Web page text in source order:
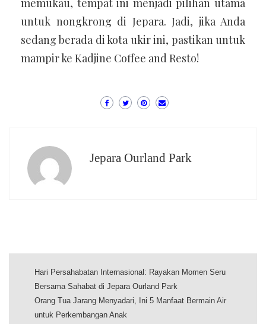
memukau, tempat ini menjadi pilihan utama
untuk nongkrong di Jepara. Jadi, jika Anda
sedang berada di kota ukir ini, pastikan untuk
mampir ke Kadjine Coffee and Resto!
Jepara Ourland Park
Hari Persahabatan Internasional: Rayakan Momen Seru
Bersama Sahabat di Jepara Ourland Park
Orang Tua Jarang Menyadari, Ini 5 Manfaat Bermain Air
untuk Perkembangan Anak